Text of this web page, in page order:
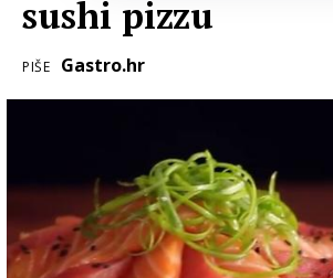
sushi pizzu
PIŠE Gastro.hr